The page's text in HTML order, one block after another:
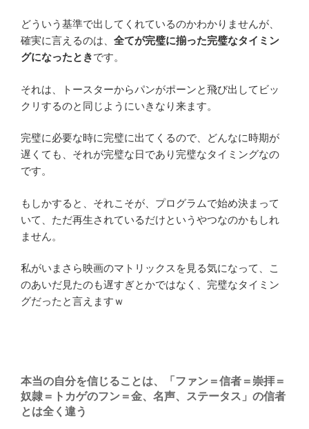
どういう基準で出してくれているのかわかりませんが、
確実に言えるのは、 全てが完璧に揃った完璧なタイミン
グになったときです。
それは、トースターからパンがポーンと飛び出してビッ
クリするのと同じようにいきなり来ます。
完璧に必要な時に完璧に出てくるので、どんなに時期が
遅くても、それが完璧な日であり完璧なタイミングなの
です。
もしかすると、それこそが、プログラムで始め決まって
いて、ただ再生されているだけというやつなのかもしれ
ません。
私がいまさら映画のマトリックスを見る気になって、こ
のあいだ見たのも遅すぎとかではなく、完璧なタイミン
グだったと言えますｗ
本当の自分を信じることは、「ファン＝信者＝崇拝＝
奴隷＝トカゲのフン＝金、名声、ステータス」の信者
とは全く違う